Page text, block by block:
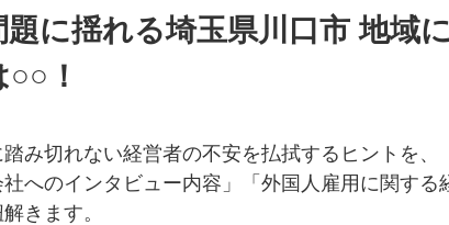
題に揺れる埼玉県川口市 地域
！
み切れない経営者の不安を払拭するヒントを、
へのインタビュー内容」「外国人雇用に関する
きます。